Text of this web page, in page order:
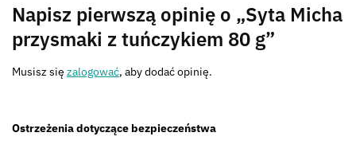
Napisz pierwszą opinię o „Syta Micha
przysmaki z tuńczykiem 80 g”
Musisz się zalogować, aby dodać opinię.
Ostrzeżenia dotyczące bezpieczeństwa